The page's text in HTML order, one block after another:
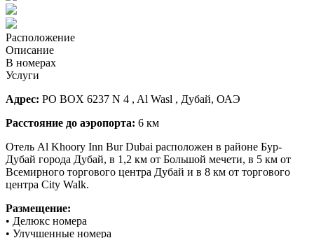
Расположение
Описание
В номерах
Услуги
Адрес: PO BOX 6237 N 4 , Al Wasl , Дубай, ОАЭ
Расстояние до аэропорта: 6 км
Отель Al Khoory Inn Bur Dubai расположен в районе Бур-
Дубай города Дубай, в 1,2 км от Большой мечети, в 5 км от
Всемирного торгового центра Дубай и в 8 км от торгового
центра City Walk.
Размещение:
• Делюкс номера
• Улучшенные номера